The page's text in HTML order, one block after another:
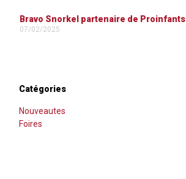
Catégories
Nouveautes
Foires
Bravo Snorkel partenaire de Proinfants
07/02/2025